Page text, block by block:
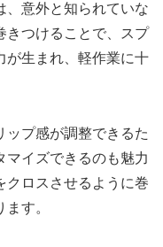
、意外と知られていな
きつけることで、スプ
が生まれ、軽作業に十
ップ感が調整できるた
マイズできるのも魅力
クロスさせるように巻
す。